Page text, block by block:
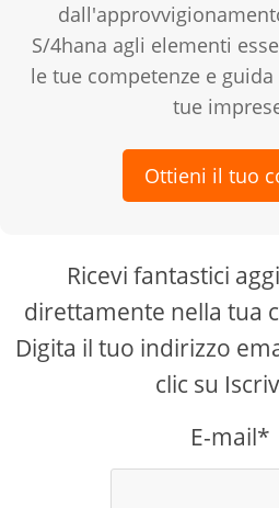
S/4hana agli elementi
le tue competenze e
tue
Ottieni il tuo
Ricevi fantastici
direttamente nella tua
Digita il tuo indirizzo
clic su
E-mail*